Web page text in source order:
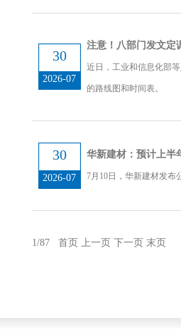
30
2026-07
注意！八部门发文定
近日，工业和信息化部
的路线图和时间表。
30
2026-07
华新建材：预计上半
7月10日，华新建材发布
1/87 首页 上一页 下一页 末页